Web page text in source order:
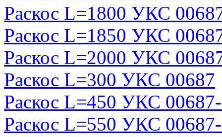
Раскос L=1800 УКС
Раскос L=1850 УКС
Раскос L=2000 УКС
Раскос L=300 УКС 00687
Раскос L=450 УКС
Раскос L=550 УКС